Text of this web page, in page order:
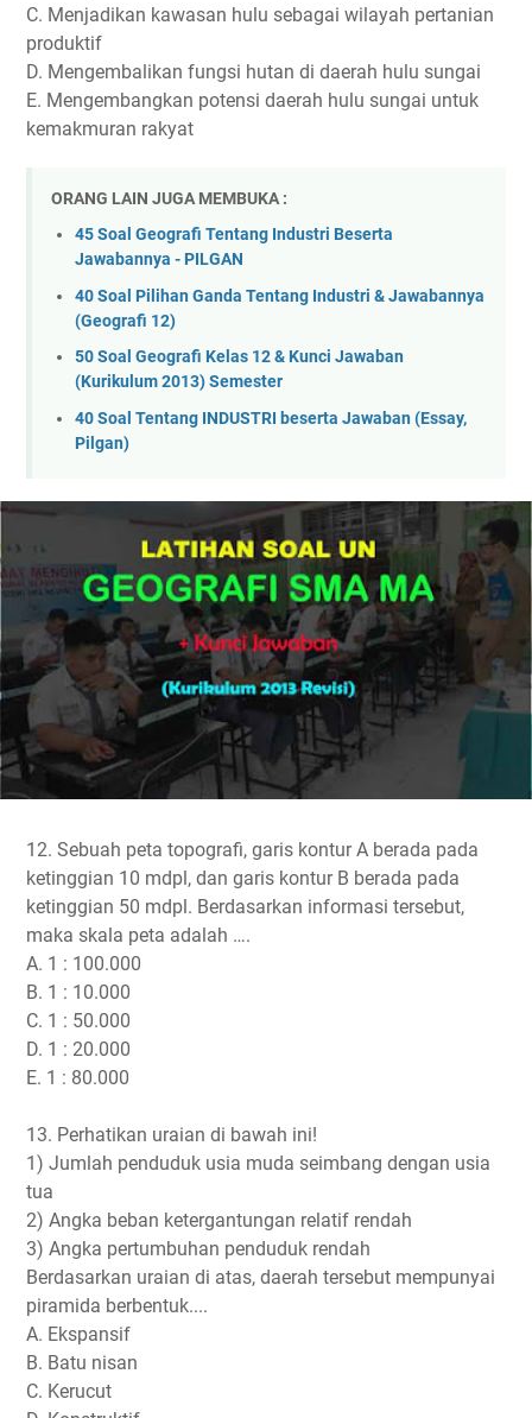
C. Menjadikan kawasan hulu sebagai wilayah pertanian
produktif
D. Mengembalikan fungsi hutan di daerah hulu sungai
E. Mengembangkan potensi daerah hulu sungai untuk
kemakmuran rakyat
ORANG LAIN JUGA MEMBUKA :
45 Soal Geografi Tentang Industri Beserta
Jawabannya - PILGAN
40 Soal Pilihan Ganda Tentang Industri & Jawabannya
(Geografi 12)
50 Soal Geografi Kelas 12 & Kunci Jawaban
(Kurikulum 2013) Semester
40 Soal Tentang INDUSTRI beserta Jawaban (Essay,
Pilgan)
12. Sebuah peta topografi, garis kontur A berada pada
ketinggian 10 mdpl, dan garis kontur B berada pada
ketinggian 50 mdpl. Berdasarkan informasi tersebut,
maka skala peta adalah ….
A. 1 : 100.000
B. 1 : 10.000
C. 1 : 50.000
D. 1 : 20.000
E. 1 : 80.000
13. Perhatikan uraian di bawah ini!
1) Jumlah penduduk usia muda seimbang dengan usia
tua
2) Angka beban ketergantungan relatif rendah
3) Angka pertumbuhan penduduk rendah
Berdasarkan uraian di atas, daerah tersebut mempunyai
piramida berbentuk....
A. Ekspansif
B. Batu nisan
C. Kerucut